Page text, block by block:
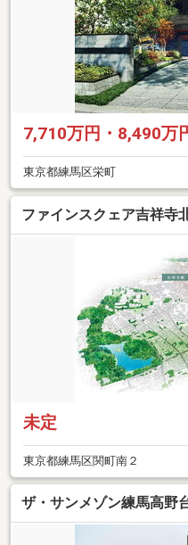
7,710万円・8,490万
東京都練馬区栄町
ファインスクェア吉祥寺
未定
東京都練馬区関町南２
ザ・サンメゾン練馬高